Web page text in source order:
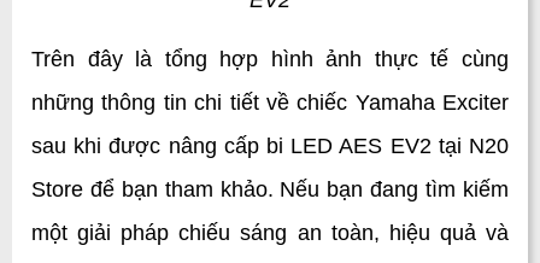
Trên đây là tổng hợp hình ảnh thực tế cùng
những thông tin chi tiết về chiếc Yamaha Exciter
sau khi được nâng cấp bi LED AES EV2 tại N20
Store để bạn tham khảo. Nếu bạn đang tìm kiếm
một giải pháp chiếu sáng an toàn, hiệu quả và